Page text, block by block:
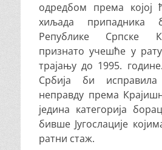
одредбом према којој
хиљада припадника
Републике Српске
признато учешће у
трајању до 1995.
Србија би исправила
неправду према
једина категорија
бивше Југослације
ратни стаж.